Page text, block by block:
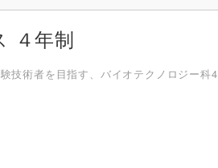
４年制
技術者を目指す、バイオテクノロジー科4